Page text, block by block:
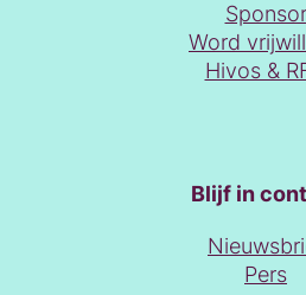
Sponsor
Word
Hivos &
Blijf in
Pers